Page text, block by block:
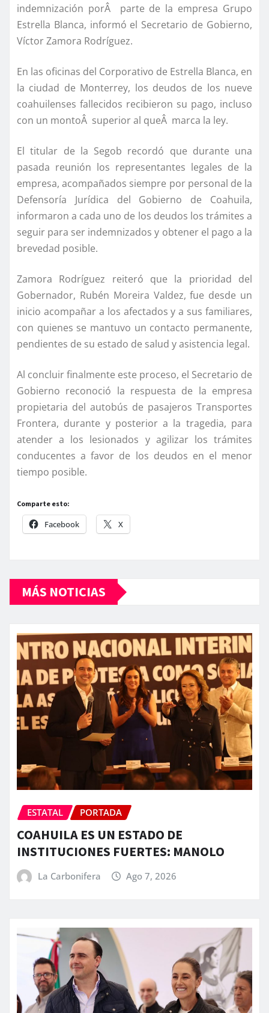
indemnización porÂ parte de la empresa Grupo
Estrella Blanca, informó el Secretario de Gobierno,
Ví­ctor Zamora Rodrí­guez.
En las oficinas del Corporativo de Estrella Blanca, en
la ciudad de Monterrey, los deudos de los nueve
coahuilenses fallecidos recibieron su pago, incluso
con un montoÂ superior al queÂ marca la ley.
El titular de la Segob recordó que durante una
pasada reunión los representantes legales de la
empresa, acompañados siempre por personal de la
Defensorí­a Jurí­dica del Gobierno de Coahuila,
informaron a cada uno de los deudos los trámites a
seguir para ser indemnizados y obtener el pago a la
brevedad posible.
Zamora Rodrí­guez reiteró que la prioridad del
Gobernador, Rubén Moreira Valdez, fue desde un
inicio acompañar a los afectados y a sus familiares,
con quienes se mantuvo un contacto permanente,
pendientes de su estado de salud y asistencia legal.
Al concluir finalmente este proceso, el Secretario de
Gobierno reconoció la respuesta de la empresa
propietaria del autobús de pasajeros Transportes
Frontera, durante y posterior a la tragedia, para
atender a los lesionados y agilizar los trámites
conducentes a favor de los deudos en el menor
tiempo posible.
Comparte esto:
Facebook X
MÁS NOTICIAS
ESTATAL PORTADA
COAHUILA ES UN ESTADO DE
INSTITUCIONES FUERTES: MANOLO
La Carbonifera Ago 7, 2026